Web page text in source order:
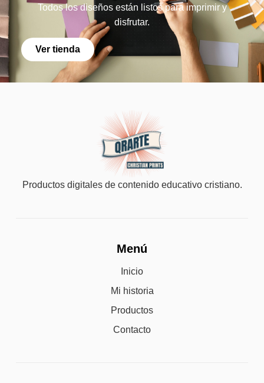
Todos los diseños están listos para imprimir y
disfrutar.
Ver tienda
Productos digitales de contenido educativo cristiano.
Menú
Inicio
Mi historia
Productos
Contacto